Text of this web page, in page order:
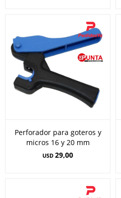
Perforador para goteros y
micros 16 y 20 mm
USD 29,00